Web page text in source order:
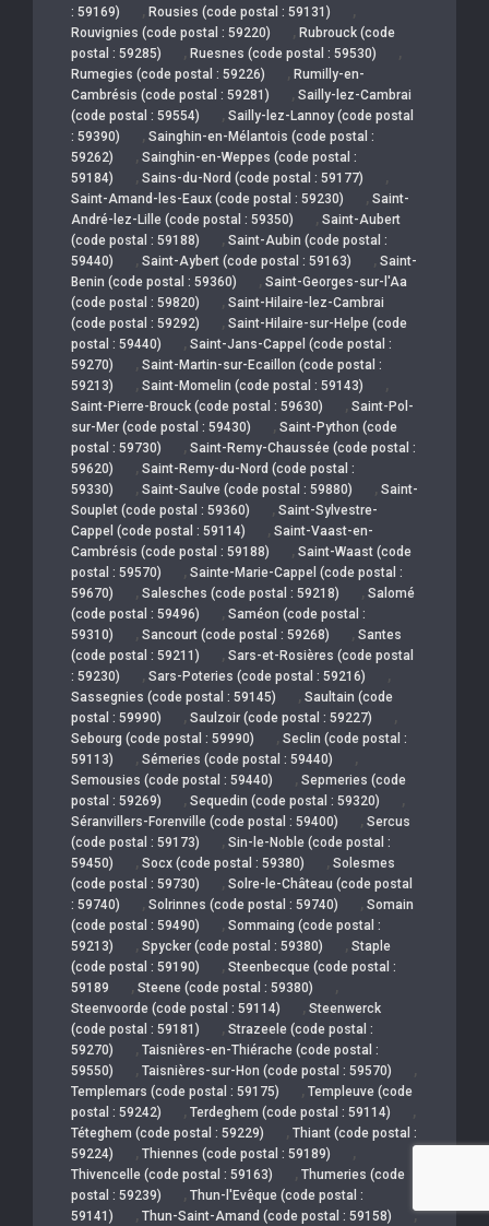
: 59169)
, Rousies (code postal : 59131) ,
Rouvignies (code postal : 59220) , Rubrouck (code
postal : 59285)
, Ruesnes (code postal : 59530) ,
Rumegies (code postal : 59226) , Rumilly-en-
Cambrésis (code postal : 59281)
, Sailly-lez-Cambrai
(code postal : 59554)
, Sailly-lez-Lannoy (code postal
: 59390)
, Sainghin-en-Mélantois (code postal :
59262)
, Sainghin-en-Weppes (code postal :
59184)
, Sains-du-Nord (code postal : 59177) ,
Saint-Amand-les-Eaux (code postal : 59230) , Saint-
André-lez-Lille (code postal : 59350)
, Saint-Aubert
(code postal : 59188)
, Saint-Aubin (code postal :
59440)
, Saint-Aybert (code postal : 59163) , Saint-
Benin (code postal : 59360)
, Saint-Georges-sur-l'Aa
(code postal : 59820)
, Saint-Hilaire-lez-Cambrai
(code postal : 59292)
, Saint-Hilaire-sur-Helpe (code
postal : 59440)
, Saint-Jans-Cappel (code postal :
59270)
, Saint-Martin-sur-Ecaillon (code postal :
59213)
, Saint-Momelin (code postal : 59143) ,
Saint-Pierre-Brouck (code postal : 59630) , Saint-Pol-
sur-Mer (code postal : 59430)
, Saint-Python (code
postal : 59730)
, Saint-Remy-Chaussée (code postal :
59620)
, Saint-Remy-du-Nord (code postal :
59330)
, Saint-Saulve (code postal : 59880) , Saint-
Souplet (code postal : 59360)
, Saint-Sylvestre-
Cappel (code postal : 59114)
, Saint-Vaast-en-
Cambrésis (code postal : 59188)
, Saint-Waast (code
postal : 59570)
, Sainte-Marie-Cappel (code postal :
59670)
, Salesches (code postal : 59218) , Salomé
(code postal : 59496)
, Saméon (code postal :
59310)
, Sancourt (code postal : 59268) , Santes
(code postal : 59211)
, Sars-et-Rosières (code postal
: 59230)
, Sars-Poteries (code postal : 59216) ,
Sassegnies (code postal : 59145) , Saultain (code
postal : 59990)
, Saulzoir (code postal : 59227) ,
Sebourg (code postal : 59990) , Seclin (code postal :
59113)
, Sémeries (code postal : 59440) ,
Semousies (code postal : 59440) , Sepmeries (code
postal : 59269)
, Sequedin (code postal : 59320) ,
Séranvillers-Forenville (code postal : 59400) , Sercus
(code postal : 59173)
, Sin-le-Noble (code postal :
59450)
, Socx (code postal : 59380) , Solesmes
(code postal : 59730)
, Solre-le-Château (code postal
: 59740)
, Solrinnes (code postal : 59740) , Somain
(code postal : 59490)
, Sommaing (code postal :
59213)
, Spycker (code postal : 59380) , Staple
(code postal : 59190)
, Steenbecque (code postal :
59189
, Steene (code postal : 59380) ,
Steenvoorde (code postal : 59114) , Steenwerck
(code postal : 59181)
, Strazeele (code postal :
59270)
, Taisnières-en-Thiérache (code postal :
59550)
, Taisnières-sur-Hon (code postal : 59570) ,
Templemars (code postal : 59175) , Templeuve (code
postal : 59242)
, Terdeghem (code postal : 59114) ,
Téteghem (code postal : 59229) , Thiant (code postal :
59224)
, Thiennes (code postal : 59189) ,
Thivencelle (code postal : 59163) , Thumeries (code
postal : 59239)
, Thun-l'Evêque (code postal :
59141)
, Thun-Saint-Amand (code postal : 59158) ,